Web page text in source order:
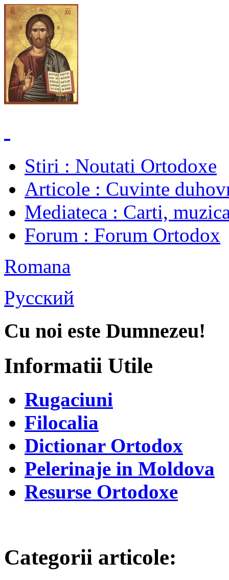
Stiri : Noutati Ortodoxe
Articole : Cuvinte
Mediateca : Carti,
Forum : Forum Ortodox
Romana
Русский
Cu noi este Dumnezeu!
Informatii Utile
Rugaciuni
Filocalia
Dictionar Ortodox
Pelerinaje in Moldova
Resurse Ortodoxe
Categorii articole: